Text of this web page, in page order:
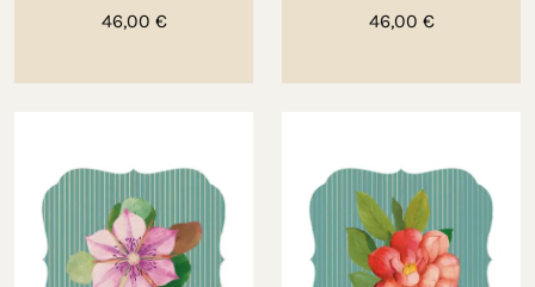
46,00 € 46,00 €